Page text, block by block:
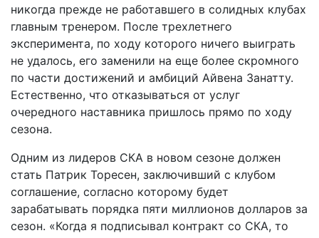
никогда прежде не работавшего в солидных клубах
главным тренером. После трехлетнего
эксперимента, по ходу которого ничего выиграть
не удалось, его заменили на еще более скромного
по части достижений и амбиций Айвена Занатту.
Естественно, что отказываться от услуг
очередного наставника пришлось прямо по ходу
сезона.
Одним из лидеров СКА в новом сезоне должен
стать Патрик Торесен, заключивший с клубом
соглашение, согласно которому будет
зарабатывать порядка пяти миллионов долларов за
сезон. «Когда я подписывал контракт со СКА, то